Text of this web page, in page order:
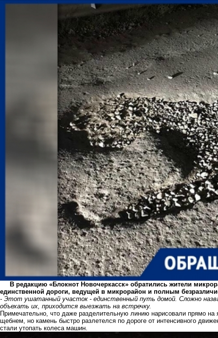
В редакцию «Блокнот Новочеркасск» обратились жители
единственной дороги, ведущей в микрорайон и полным
- Этот ушатанный участок - единственный путь домой. Сложно
объехать их, приходится выезжать на встречку.
Примечательно, что даже разделительную линию нарисовали прямо
щебнем, но камень быстро разлетелся по дороге от интенсивного
стали утопать колеса машин.